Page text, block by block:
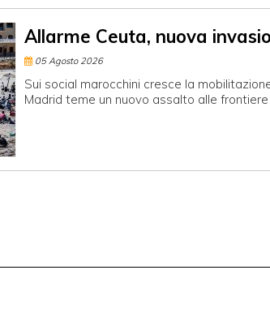
Allarme Ceuta, nuova
05 Agosto 2026
Sui social marocchini cresce la
Madrid teme un nuovo assalto alle